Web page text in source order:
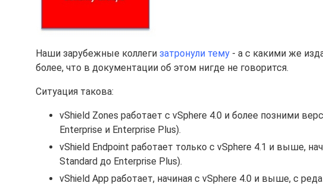
Наши зарубежные коллеги затронули тему - а с какими же
более, что в документации об этом нигде не говорится.
Ситуация такова:
vShield Zones работает с vSphere 4.0 и более позними
Enterprise и Enterprise Plus).
vShield Endpoint работает только с vSphere 4.1 и выше,
Standard до Enterprise Plus).
vShield App работает, начиная с vSphere 4.0 и выше, с